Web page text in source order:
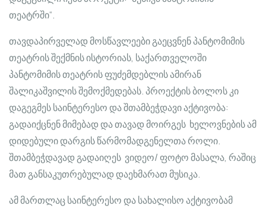
თეატრში“.
თავდაპირველად მოსწავლეები გაეცვნენ პანტომიმის
თეატრის შექმნის ისტორიას, საქართველოში
პანტომიმის თეატრის ფუძემდებლის ამირან
შალიკაშვილის შემოქმედებას. პროექტის ბოლოს კი
დაგეგმეს საინტერესო და შთამბეჭდავი აქტივობა:
გადაიქცნენ მიმებად და თავად მოირგეს ხელოვნების ამ
დიდებული დარგის წარმომადგენელთა როლი.
შთამბეჭდავად გადაიღეს ვიდეო/ ფოტო მასალა, რაშიც
მათ განსაკუთრებულად დაეხმარათ მუსიკა.
ამ მართლაც საინტერესო და სახალისო აქტივობამ